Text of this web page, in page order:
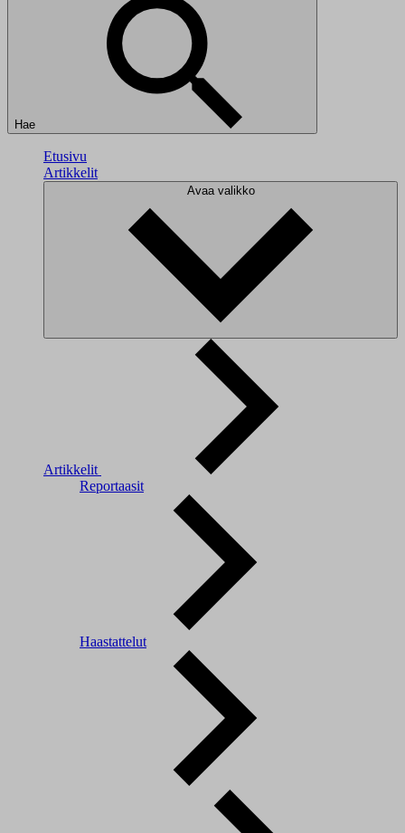
Hae
Etusivu
Artikkelit
Avaa valikko
Artikkelit
Reportaasit
Haastattelut